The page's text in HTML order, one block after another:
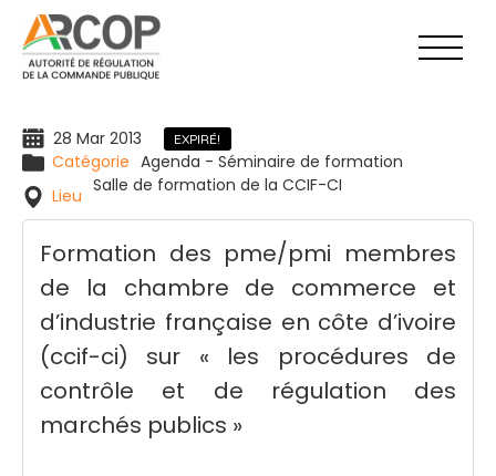
contenu
28 Mar 2013 EXPIRÉ!
Catégorie Agenda - Séminaire de formation
Lieu Salle de formation de la CCIF-CI
Formation des pme/pmi membres
de la chambre de commerce et
d’industrie française en côte d’ivoire
(ccif-ci) sur « les procédures de
contrôle et de régulation des
marchés publics »